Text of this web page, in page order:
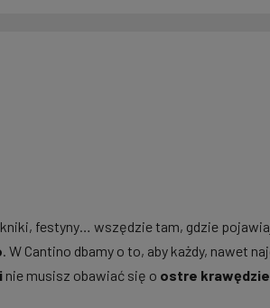
festyny… wszędzie tam, gdzie
. W Cantino dbamy o to, aby każdy, nawet
nie musisz obawiać się o ostre krawędzie